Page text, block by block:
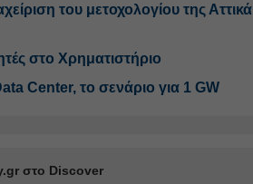
του μετοχολογίου της Αττικά
στο Χρηματιστήριο
Center, το σενάριο για 1 GW
στο Discover